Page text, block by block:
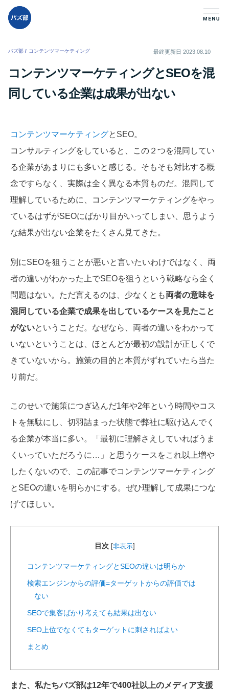
バズ部 / コンテンツマーケティング 最終更新日 2023.08.10
コンテンツマーケティングとSEOを混
同している企業は成果が出ない
コンテンツマーケティングとSEO。
コンサルティングをしていると、この２つを混同してい
る企業があまりにも多いと感じる。そもそも対比する概
念ですらなく、実際は全く異なる本質ものだ。混同して
理解しているために、コンテンツマーケティングをやっ
ているはずがSEOにばかり目がいってしまい、思うよう
な結果が出ない企業をたくさん見てきた。
別にSEOを狙うことが悪いと言いたいわけではなく、両
者の違いがわかった上でSEOを狙うという戦略なら全く
問題はない。ただ言えるのは、少なくとも両者の意味を
混同している企業で成果を出しているケースを見たこと
がないということだ。なぜなら、両者の違いをわかって
いないということは、ほとんどが最初の設計が正しくで
きていないから。施策の目的と本質がずれていたら当た
り前だ。
このせいで施策につぎ込んだ1年や2年という時間やコス
トを無駄にし、切羽詰まった状態で弊社に駆け込んでく
る企業が本当に多い。「最初に理解さえしていればうま
くいっていただろうに…」と思うケースをこれ以上増や
したくないので、この記事でコンテンツマーケティング
とSEOの違いを明らかにする。ぜひ理解して成果につな
げてほしい。
目次 [非表示]
コンテンツマーケティングとSEOの違いは明らか
検索エンジンからの評価=ターゲットからの評価では
ない
SEOで集客ばかり考えても結果は出ない
SEO上位でなくてもターゲットに刺さればよい
まとめ
また、私たちバズ部は12年で400社以上のメディア支援